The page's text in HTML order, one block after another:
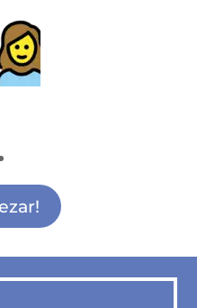
y Padres San